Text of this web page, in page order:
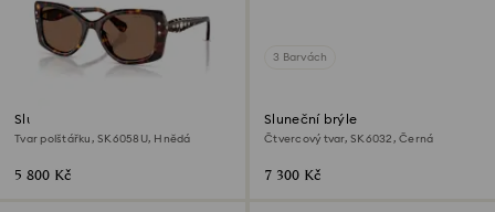
Sluneční brýle
Tvar polštářku, SK6058U, Hnědá
5 800 Kč
3 Barvách
Sluneční brýle
Čtvercový tvar, SK6032, Černá
7 300 Kč